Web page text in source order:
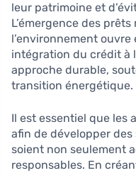
leur patrimoine et
L’émergence des
l’environnement
intégration du crédit à
approche durable,
transition énergétique.
Il est essentiel que les
afin de développer
soient non seulement
responsables. En